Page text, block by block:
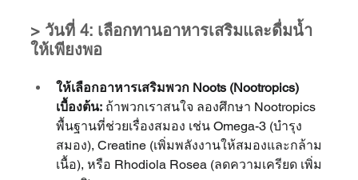
> วันที่ 4: เลือกทานอาหารเสริมและดื่มน้ำ
ให้เพียงพอ
ให้เลือกอาหารเสริมพวก Noots (Nootropics)
เบื้องต้น: ถ้าพวกเราสนใจ ลองศึกษา Nootropics
พื้นฐานที่ช่วยเรื่องสมอง เช่น Omega-3 (บำรุง
สมอง), Creatine (เพิ่มพลังงานให้สมองและกล้าม
เนื้อ), หรือ Rhodiola Rosea (ลดความเครียด เพิ่ม